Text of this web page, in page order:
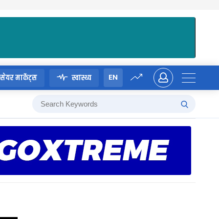
सेयर मार्केट्स स्वास्थ्य EN